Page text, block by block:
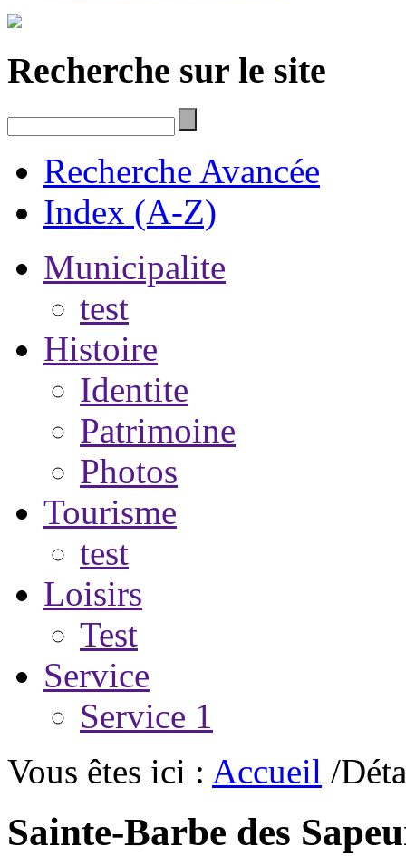
Recherche sur le site
Recherche Avancée
Index (A-Z)
Municipalite
test
Histoire
Identite
Patrimoine
Photos
Tourisme
test
Loisirs
Test
Service
Service 1
Vous êtes ici : Accueil /
Sainte-Barbe des